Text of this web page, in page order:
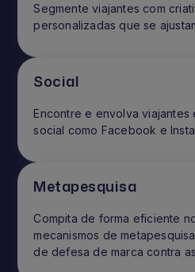
Segmente viajantes com
personalizadas que se
Social
Encontre e envolva viajantes
social como Facebook e
Metapesquisa
Compita de forma eficiente
mecanismos de
de defesa de marca contra